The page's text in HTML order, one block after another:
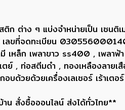
ติก ต่าง ๆ แบ่งจำหน่ายเป็น เซนติเ
ลขที่จดทะเบียน
เหล็ก เพลาขาว ss400 , เพล
ตย์ , ท่อสตีมดำ , ทองเหลืองลาย
อบด้วยด้วยเครื่องเลเซอร์ เร้า
น สั่งซื้อออนไลน์ ส่งได้ทั่วไทย**